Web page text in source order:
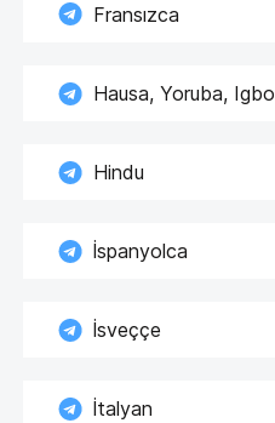
Fransızca
Hausa, Yoruba, Igbo
Hindu
İspanyolca
İsveççe
İtalyan